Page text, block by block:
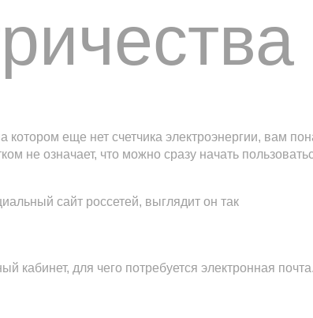
котором еще нет счетчика электроэнергии, вам
не означает, что можно сразу начать
сайт россетей, выглядит он так
кабинет, для чего потребуется электронная